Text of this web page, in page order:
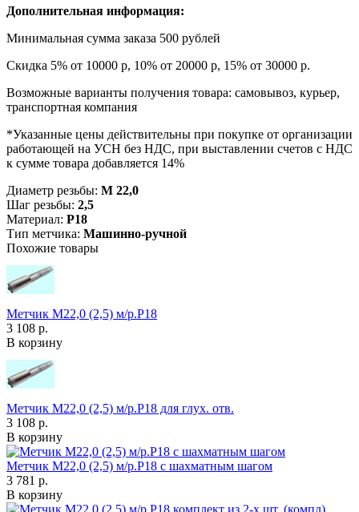
Дополнительная информация:
Минимальная сумма заказа 500 рублей
Скидка 5% от 10000 р, 10% от 20000 р, 15% от 30000 р.
Возможные варианты получения товара: самовывоз, курьер,
транспортная компания
*Указанные цены действительны при покупке от организации
работающей на УСН без НДС, при выставлении счетов с НДС
к сумме товара добавляется 14%
Диаметр резьбы: М 22,0
Шаг резьбы: 2,5
Материал: Р18
Тип метчика: Машинно-ручной
Похожие товары
Метчик М22,0 (2,5) м/р.Р18
3 108 р.
В корзину
Метчик М22,0 (2,5) м/р.Р18 для глух. отв.
3 108 р.
В корзину
Метчик М22,0 (2,5) м/р.Р18 с шахматным шагом
3 781 р.
В корзину